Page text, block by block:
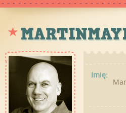
Imię: